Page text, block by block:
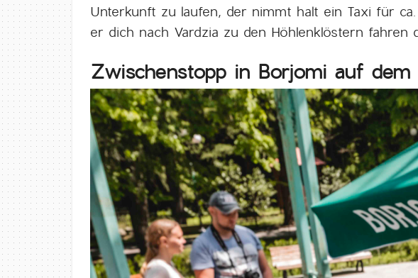
Unterkunft zu laufen, der nimmt halt ein Taxi für ca.
er dich nach Vardzia zu den Höhlenklöstern
Zwischenstopp in Borjomi auf dem